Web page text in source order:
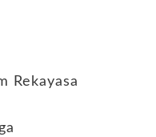
Rekayasa